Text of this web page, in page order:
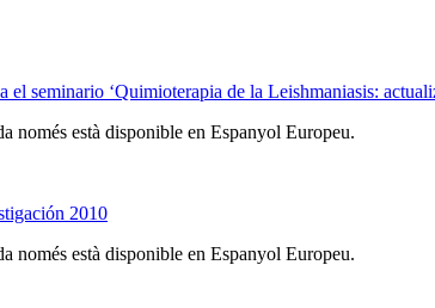
seminario ‘Quimioterapia de la Leishmaniasis:
només està disponible en Espanyol Europeu.
2010
només està disponible en Espanyol Europeu.